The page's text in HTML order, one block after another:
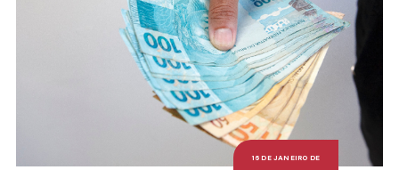
16 DE JANEIRO DE